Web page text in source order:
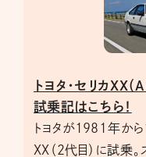
トヨタ・セリカXX
試乗記はこちら！
トヨタが1981年か
XX（2代目）に試乗。